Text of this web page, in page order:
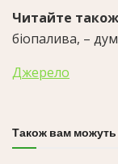
Читайте
біопалива, –
Джерело
Також вам можуть